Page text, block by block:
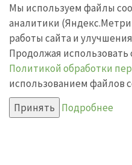
Мы используем файлы
аналитики
работы сайта и
Продолжая использовать
Политикой обработки
использованием файлов
Принять Подробнее